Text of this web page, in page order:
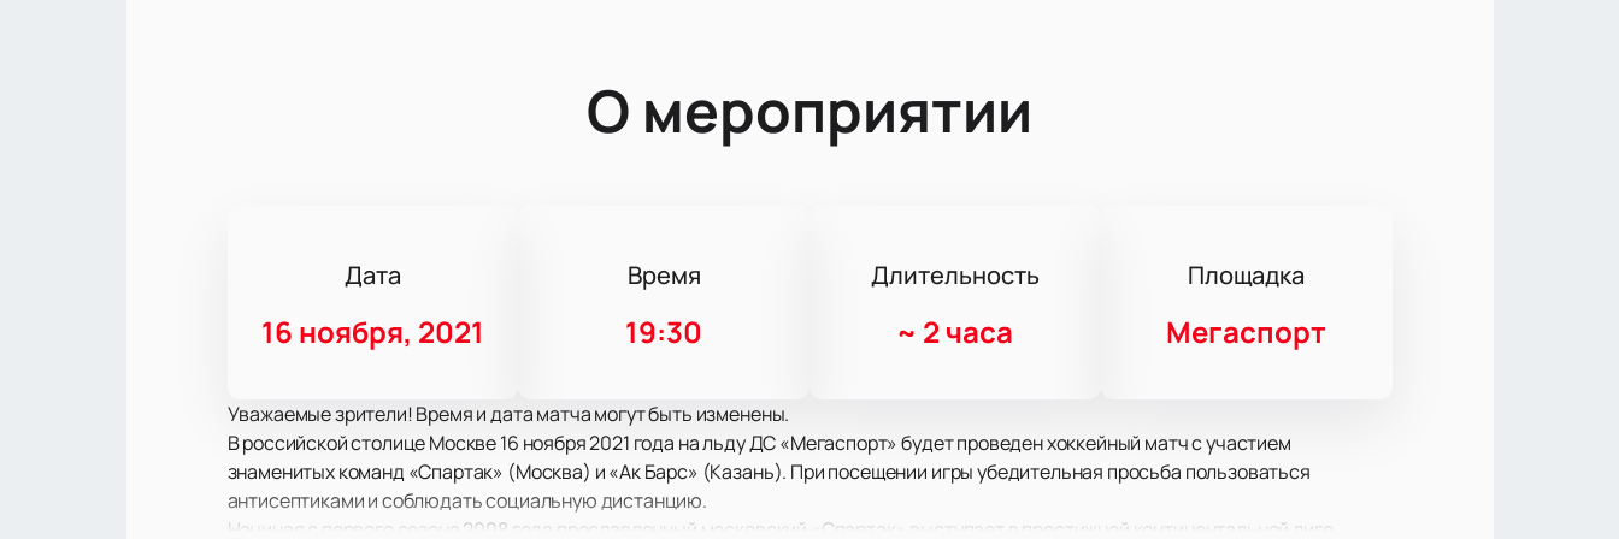
О мероприятии
Дата
16 ноября, 2021
Время
19:30
Длительность
~ 2 часа
Площадка
Мегаспорт
Уважаемые зрители! Время и дата матча могут быть изменены.
В российской столице Москве 16 ноября 2021 года на льду ДС «Мегаспорт» будет проведен хоккейный матч с участием
знаменитых команд «Спартак» (Москва) и «Ак Барс» (Казань). При посещении игры убедительная просьба пользоваться
антисептиками и соблюдать социальную дистанцию.
Начиная с первого сезона 2008 года прославленный московский «Спартак» выступает в престижной континентальной лиге.